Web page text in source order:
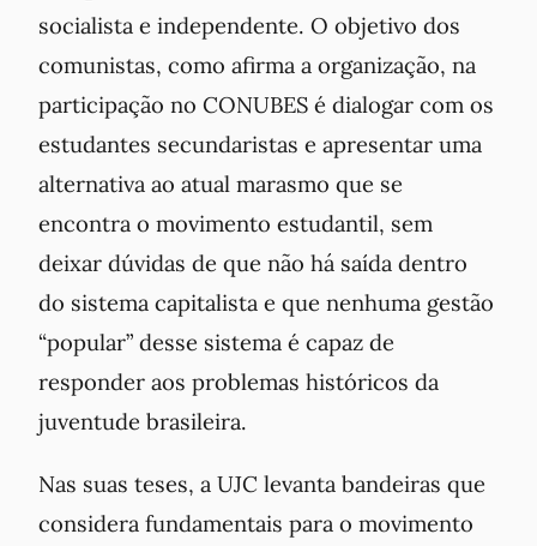
socialista e independente. O objetivo dos
comunistas, como afirma a organização, na
participação no CONUBES é dialogar com os
estudantes secundaristas e apresentar uma
alternativa ao atual marasmo que se
encontra o movimento estudantil, sem
deixar dúvidas de que não há saída dentro
do sistema capitalista e que nenhuma gestão
“popular” desse sistema é capaz de
responder aos problemas históricos da
juventude brasileira.
Nas suas teses, a UJC levanta bandeiras que
considera fundamentais para o movimento